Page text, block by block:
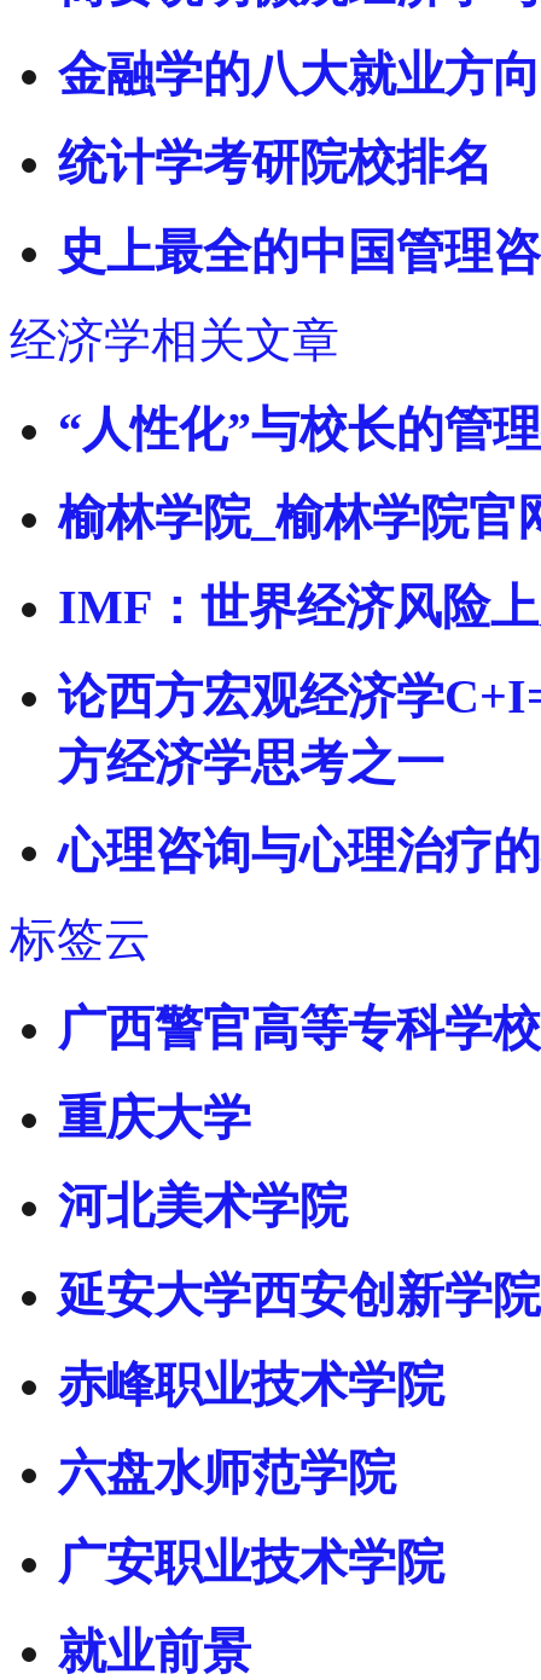
金融学的八大就业方
统计学考研院校排名
史上最全的中国管理
经济学相关文章
“人性化”与校长的管
榆林学院_榆林学院官
IMF：世界经济风险
论西方宏观经济学
方经济学思考之一
心理咨询与心理治疗
标签云
广西警官高等专科学校
重庆大学
河北美术学院
延安大学西安创新学院
赤峰职业技术学院
六盘水师范学院
广安职业技术学院
就业前景